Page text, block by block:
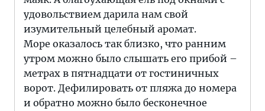
удовольствием дарила нам свой
изумительный целебный аромат.
Море оказалось так близко, что ранним
утром можно было слышать его прибой –
метрах в пятнадцати от гостиничных
ворот. Дефилировать от пляжа до номера
и обратно можно было бесконечное